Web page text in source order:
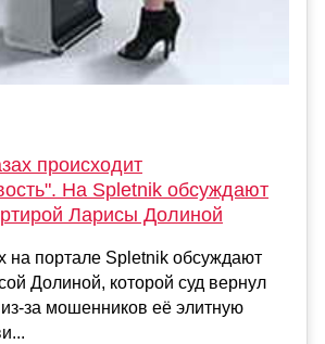
происходит
На Spletnik обсуждают
Ларисы Долиной
на портале Spletnik обсуждают
Долиной, которой суд вернул
за мошенников её элитную